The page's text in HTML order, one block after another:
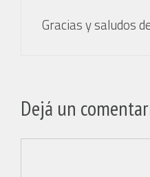
Gracias y saludos
Dejá un